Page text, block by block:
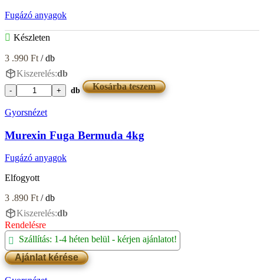
Fugázó anyagok
Készleten
3 .990 Ft / db
Kiszerelés:db
Murexin
Bali
mennyiség
db Kosárba teszem
Gyorsnézet
Murexin Fuga Bermuda 4kg
Fugázó anyagok
Elfogyott
3 .890 Ft/ db
Kiszerelés:db
Rendelésre
Szállítás: 1-4 héten belül - kérjen ajánlatot!
Ajánlat kérése